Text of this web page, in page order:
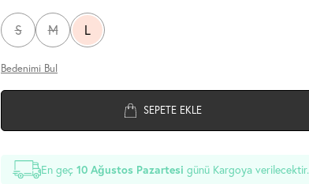
S M L
Bedenimi Bul
SEPETE EKLE
En geç10 Ağustos Pazartesi günü Kargoya verilecektir.